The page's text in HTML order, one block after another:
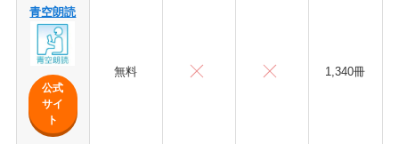
青空朗読
公式
サイ
ト
無料 1,340冊